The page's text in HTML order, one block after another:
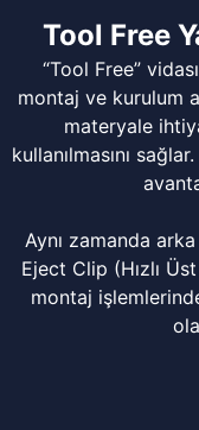
Tool Free
“Tool Free”
montaj ve kurulum
materyale
kullanılmasını
Aynı zamanda
Eject Clip (Hızlı
montaj